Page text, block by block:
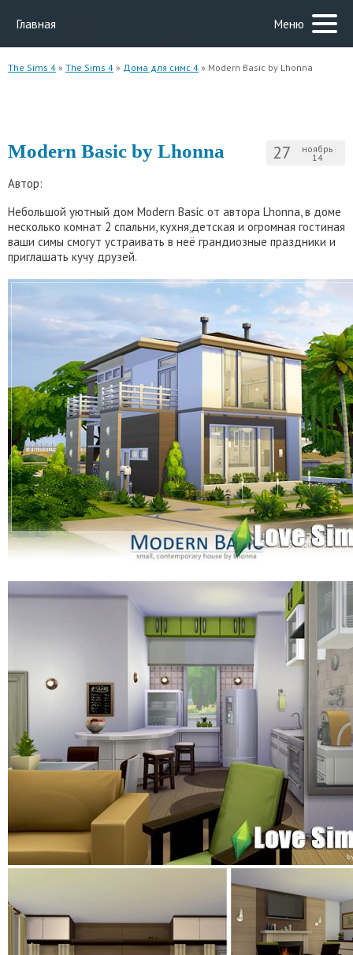
Главная Меню
The Sims 4 » The Sims 4 » Дома для симс 4 » Modern Basic by Lhonna
27 ноябрь
14
Modern Basic by Lhonna
Автор:
Небольшой уютный дом Modern Basic от автора Lhonna, в доме
несколько комнат 2 спальни, кухня,детская и огромная гостиная
ваши симы смогут устраивать в неё грандиозные праздники и
приглашать кучу друзей.